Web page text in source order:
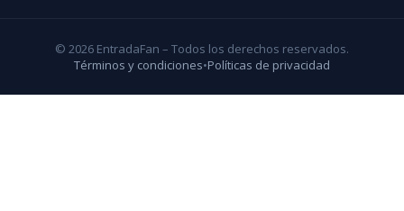
© 2026 EntradaFan – Todos los derechos reservados.
Términos y condiciones•Políticas de privacidad